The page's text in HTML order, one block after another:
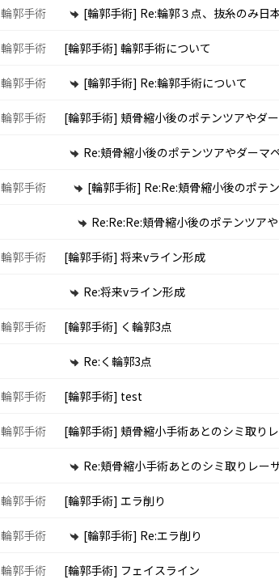
輪郭手術 [輪郭手術] Re:輪郭３点、抜糸のみ日
輪郭手術 [輪郭手術] 輪郭手術について
輪郭手術 [輪郭手術] Re:輪郭手術について
輪郭手術 [輪郭手術] 頬骨縮小後のポテンツアやダ
Re:頬骨縮小後のポテンツアやダーマ
輪郭手術 [輪郭手術] Re:Re:頬骨縮小後のポテ
Re:Re:Re:頬骨縮小後のポテンツア
輪郭手術 [輪郭手術] 将来vライン形成
Re:将来vライン形成
輪郭手術 [輪郭手術] く輪郭3点
Re:く輪郭3点
輪郭手術 [輪郭手術] test
輪郭手術 [輪郭手術] 頬骨縮小手術あとのシミ取り
Re:頬骨縮小手術あとのシミ取りレー
輪郭手術 [輪郭手術] エラ削り
輪郭手術 [輪郭手術] Re:エラ削り
輪郭手術 [輪郭手術] フェイスライン